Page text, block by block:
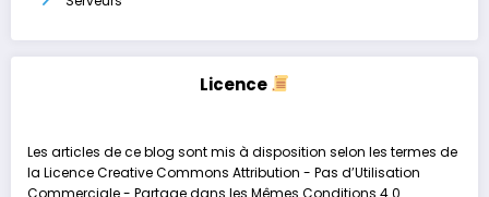
Licence
Les articles de ce blog sont mis à disposition selon les termes de
la Licence Creative Commons Attribution - Pas d’Utilisation